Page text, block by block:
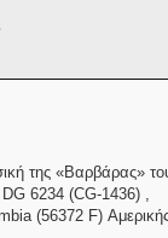
της «Βαρβάρας»
6234 (CG-1436) ,
(56372 F)